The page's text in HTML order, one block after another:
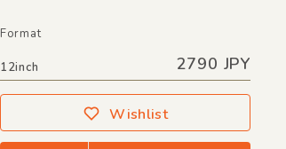
Format
12inch 2790 JPY
Wishlist